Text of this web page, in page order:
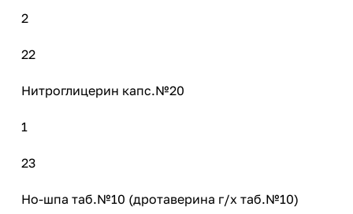
2
22
Нитроглицерин капс.№20
1
23
Но-шпа таб.№10 (дротаверина г/х таб.№10)